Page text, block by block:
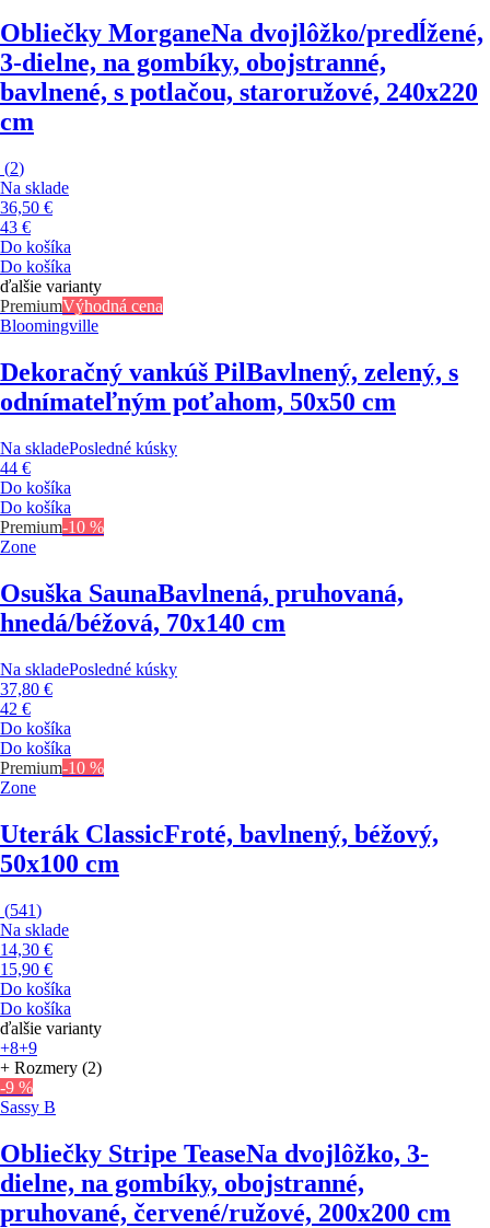
Obliečky MorganeNa dvojlôžko/predĺžené,
3-dielne, na gombíky, obojstranné,
bavlnené, s potlačou, staroružové, 240x220
cm
(2)
Na sklade
36,50 €
43 €
Do košíka
Do košíka
ďalšie varianty
PremiumVýhodná cena
Bloomingville
Dekoračný vankúš PilBavlnený, zelený, s
odnímateľným poťahom, 50x50 cm
Na skladePosledné kúsky
44 €
Do košíka
Do košíka
Premium-10 %
Zone
Osuška SaunaBavlnená, pruhovaná,
hnedá/béžová, 70x140 cm
Na skladePosledné kúsky
37,80 €
42 €
Do košíka
Do košíka
Premium-10 %
Zone
Uterák ClassicFroté, bavlnený, béžový,
50x100 cm
(541)
Na sklade
14,30 €
15,90 €
Do košíka
Do košíka
ďalšie varianty
+8+9
+ Rozmery (2)
-9 %
Sassy B
Obliečky Stripe TeaseNa dvojlôžko, 3-
dielne, na gombíky, obojstranné,
pruhované, červené/ružové, 200x200 cm